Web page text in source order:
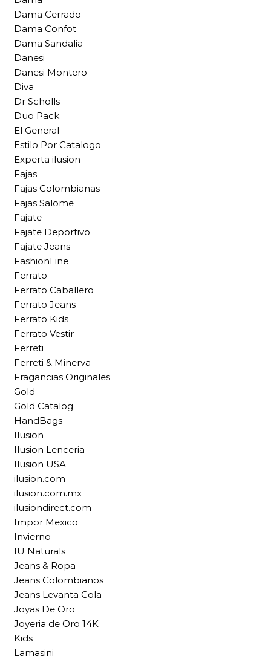
Dama Cerrado
Dama Confot
Dama Sandalia
Danesi
Danesi Montero
Diva
Dr Scholls
Duo Pack
El General
Estilo Por Catalogo
Experta ilusion
Fajas
Fajas Colombianas
Fajas Salome
Fajate
Fajate Deportivo
Fajate Jeans
FashionLine
Ferrato
Ferrato Caballero
Ferrato Jeans
Ferrato Kids
Ferrato Vestir
Ferreti
Ferreti & Minerva
Fragancias Originales
Gold
Gold Catalog
HandBags
Ilusion
Ilusion Lenceria
Ilusion USA
ilusion.com
ilusion.com.mx
ilusiondirect.com
Impor Mexico
Invierno
IU Naturals
Jeans & Ropa
Jeans Colombianos
Jeans Levanta Cola
Joyas De Oro
Joyeria de Oro 14K
Kids
Lamasini